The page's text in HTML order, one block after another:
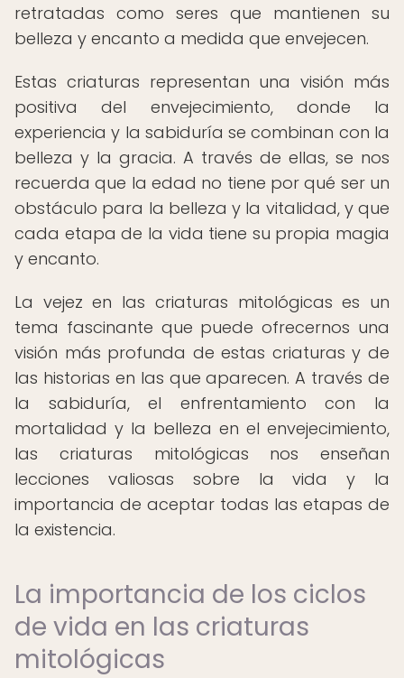
retratadas como seres que mantienen su
belleza y encanto a medida que envejecen.
Estas criaturas representan una visión más
positiva del envejecimiento, donde la
experiencia y la sabiduría se combinan con la
belleza y la gracia. A través de ellas, se nos
recuerda que la edad no tiene por qué ser un
obstáculo para la belleza y la vitalidad, y que
cada etapa de la vida tiene su propia magia
y encanto.
La vejez en las criaturas mitológicas es un
tema fascinante que puede ofrecernos una
visión más profunda de estas criaturas y de
las historias en las que aparecen. A través de
la sabiduría, el enfrentamiento con la
mortalidad y la belleza en el envejecimiento,
las criaturas mitológicas nos enseñan
lecciones valiosas sobre la vida y la
importancia de aceptar todas las etapas de
la existencia.
La importancia de los ciclos
de vida en las criaturas
mitológicas